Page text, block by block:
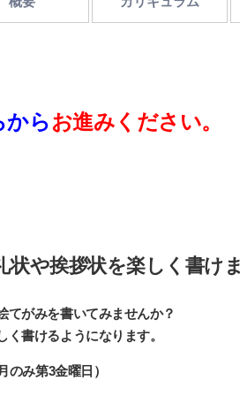
からお進みください。
状や挨拶状を楽しく書け
てがみを書いてみませんか？
書けるようになります。
み第3金曜日）